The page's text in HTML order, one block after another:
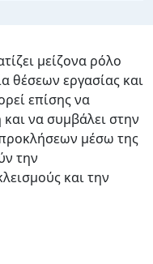
μείζονα ρόλο
θέσεων εργασίας και
επίσης να
και να συμβάλει στην
μέσω της
την
και την